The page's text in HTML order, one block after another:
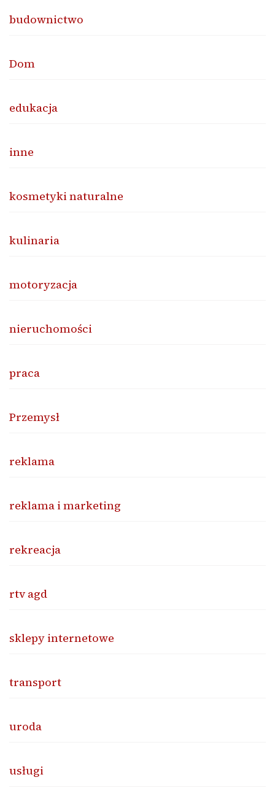
budownictwo
Dom
edukacja
inne
kosmetyki naturalne
kulinaria
motoryzacja
nieruchomości
praca
Przemysł
reklama
reklama i marketing
rekreacja
rtv agd
sklepy internetowe
transport
uroda
usługi